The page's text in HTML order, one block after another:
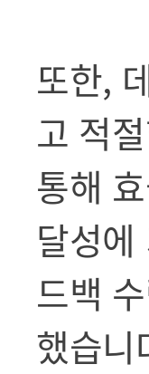
또한,
고 적
통해
달성
드백
했습니